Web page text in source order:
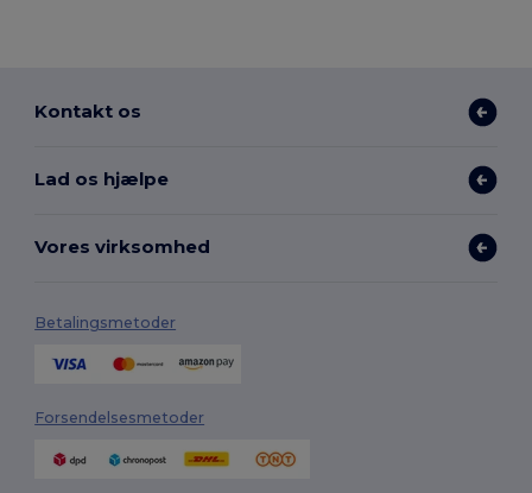
Kontakt os
Lad os hjælpe
Vores virksomhed
Betalingsmetoder
Forsendelsesmetoder